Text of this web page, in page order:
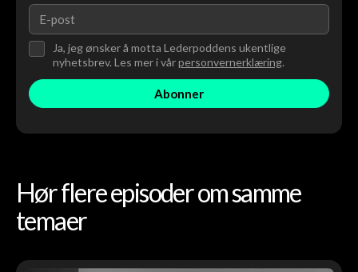
Ja, jeg ønsker å motta Lederpoddens ukentlige
nyhetsbrev. Les mer i vårpersonvernerklæring.
Hør flere episoder om samme
temaer